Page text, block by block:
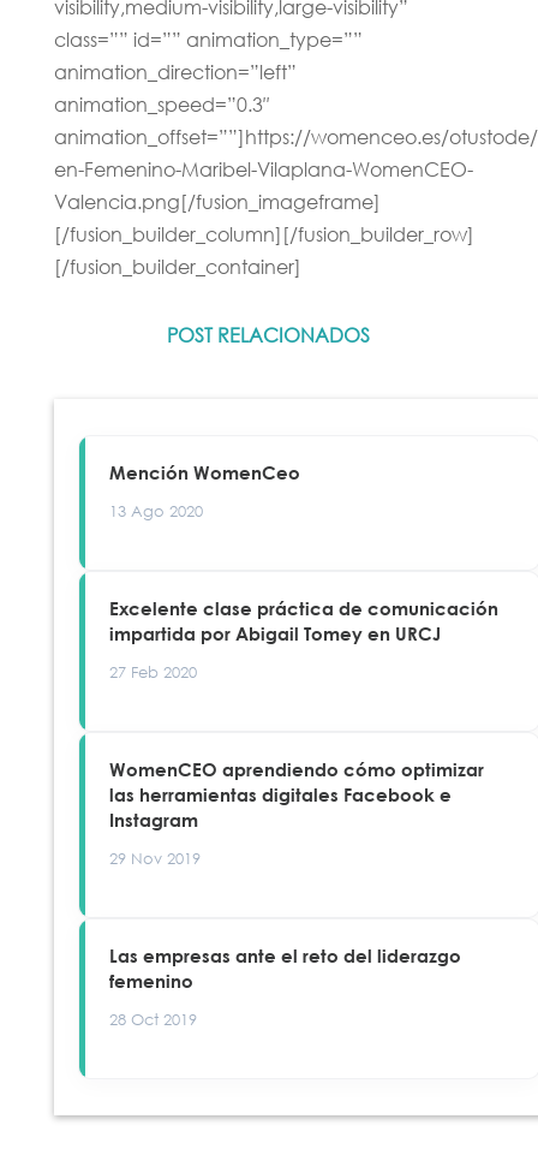
visibility,medium-visibility,large-visibility”
class=”” id=”” animation_type=””
animation_direction=”left”
animation_speed=”0.3″
animation_offset=””]https://womenceo.es/
en-Femenino-Maribel-Vilaplana-WomenCEO-
Valencia.png[/fusion_imageframe]
[/fusion_builder_column][/fusion_builder_row]
[/fusion_builder_container]
POST RELACIONADOS
Mención WomenCeo
13 Ago 2020
Excelente clase práctica de comunicación
impartida por Abigail Tomey en URCJ
27 Feb 2020
WomenCEO aprendiendo cómo optimizar
las herramientas digitales Facebook e
Instagram
29 Nov 2019
Las empresas ante el reto del liderazgo
femenino
28 Oct 2019